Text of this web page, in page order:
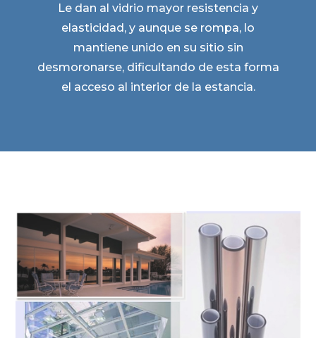
Le dan al vidrio mayor resistencia y
elasticidad, y aunque se rompa, lo
mantiene unido en su sitio sin
desmoronarse, dificultando de esta forma
el acceso al interior de la estancia.